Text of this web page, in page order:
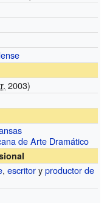
2003)
de Arte Dramático
,escritoryproductor de